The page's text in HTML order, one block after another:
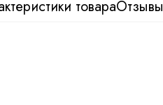
товараОтзывы